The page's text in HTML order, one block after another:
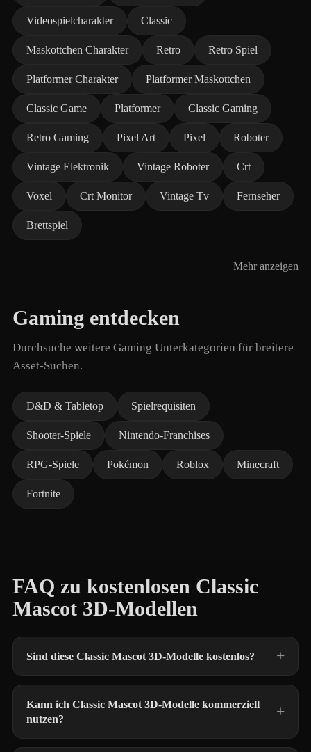
Videospielcharakter Classic
Maskottchen Charakter Retro Retro Spiel
Platformer Charakter Platformer Maskottchen
Classic Game Platformer Classic Gaming
Retro Gaming Pixel Art Pixel Roboter
Vintage Elektronik Vintage Roboter Crt
Voxel Crt Monitor Vintage Tv Fernseher
Brettspiel
Mehr anzeigen
Gaming entdecken
Durchsuche weitere Gaming Unterkategorien für breitere
Asset-Suchen.
D&D & Tabletop Spielrequisiten
Shooter-Spiele Nintendo-Franchises
RPG-Spiele Pokémon Roblox Minecraft
Fortnite
FAQ zu kostenlosen Classic
Mascot 3D-Modellen
Sind diese Classic Mascot 3D-Modelle kostenlos?
Kann ich Classic Mascot 3D-Modelle kommerziell
nutzen?